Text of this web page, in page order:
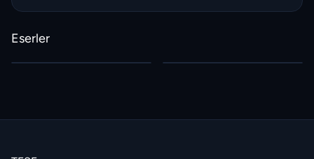
Eserler